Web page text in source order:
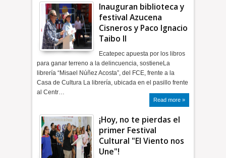
Inauguran biblioteca y
festival Azucena
Cisneros y Paco Ignacio
Taibo II
Ecatepec apuesta por los libros
para ganar terreno a la delincuencia, sostieneLa
librería “Misael Núñez Acosta”, del FCE, frente a la
Casa de Cultura La librería, ubicada en el pasillo frente
al Centr…
Read more »
¡Hoy, no te pierdas el
primer Festival
Cultural "El Viento nos
Une"!